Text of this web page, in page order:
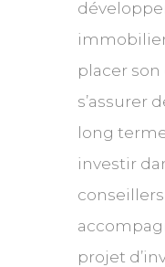
placer
s’assurer
long
investir
projet